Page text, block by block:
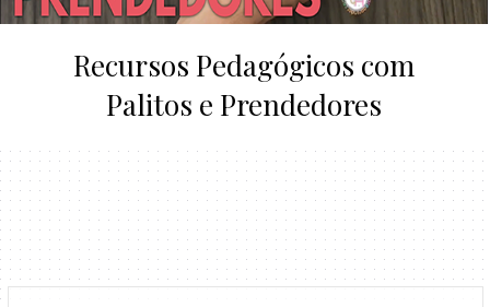
Recursos Pedagógicos com
Palitos e Prendedores